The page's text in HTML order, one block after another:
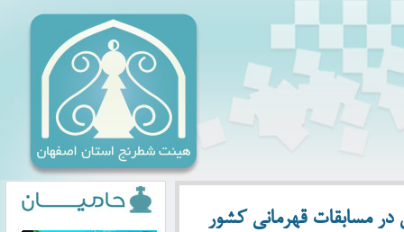
در مسابقات قهرمانی کشور